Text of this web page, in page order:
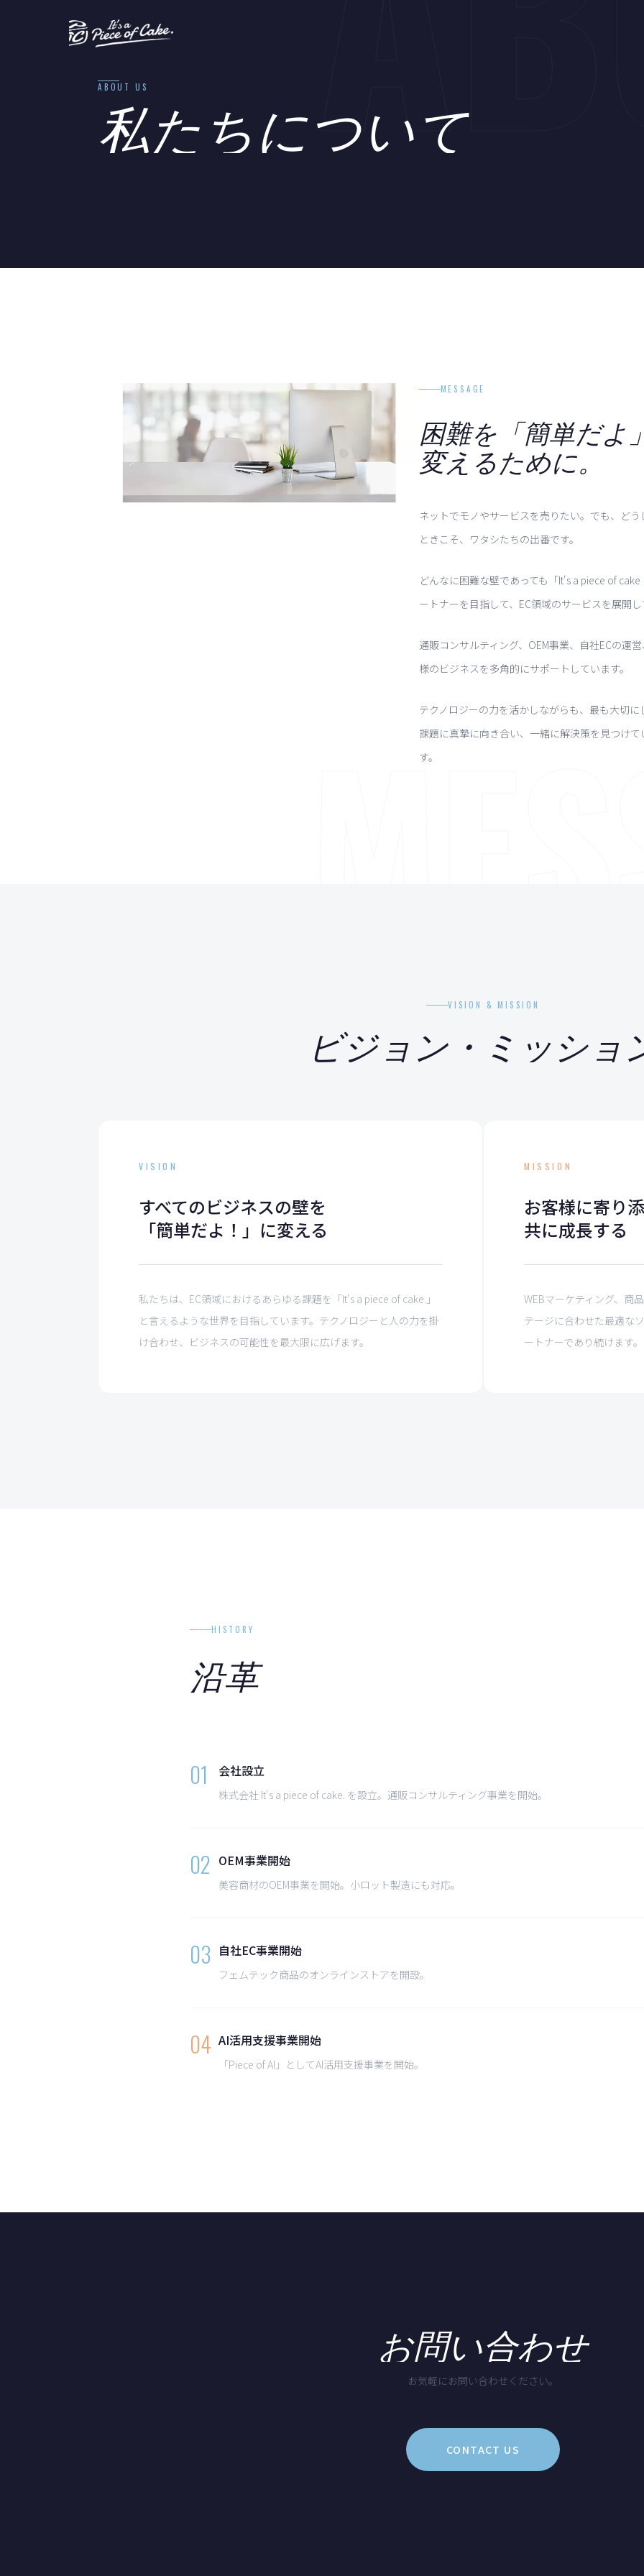
ABOUT US
私たちについて
MESSAGE
困難を「簡単だよ
変えるために。
ネットでモノやサービスを売りたい。でも、ど
ときこそ、ワタシたちの出番です。
どんなに困難な壁であっても「It's a piece of
ートナーを目指して、EC領域のサービスを展開し
通販コンサルティング、OEM事業、自社ECの運
様のビジネスを多角的にサポートしています。
テクノロジーの力を活かしながらも、最も大切
課題に真摯に向き合い、一緒に解決策を見つけ
す。
VISION & MISSION
ビジョン・ミッショ
VISION
すべてのビジネスの壁を
「簡単だよ！」に変える
私たちは、EC領域におけるあらゆる課題を「It's a piece of cake.」
と言えるような世界を目指しています。テクノロジーと人の力を掛
け合わせ、ビジネスの可能性を最大限に広げます。
MISSION
お客様に寄り添
共に成長する
WEBマーケティング、商
テージに合わせた最適な
ートナーであり続けます。
HISTORY
沿革
01 会社設立
株式会社 It's a piece of cake. を設立。通販コンサルティング事業を開始。
02 OEM事業開始
美容商材のOEM事業を開始。小ロット製造にも対応。
03 自社EC事業開始
フェムテック商品のオンラインストアを開設。
04 AI活用支援事業開始
「Piece of AI」としてAI活用支援事業を開始。
お問い合わせ
お気軽にお問い合わせください。
CONTACT US